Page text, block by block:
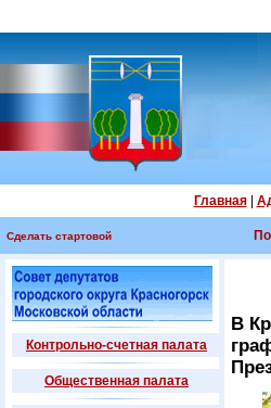
Главная|
Сделать стартовой
Контрольно-счетная палата
Общественная палата
В